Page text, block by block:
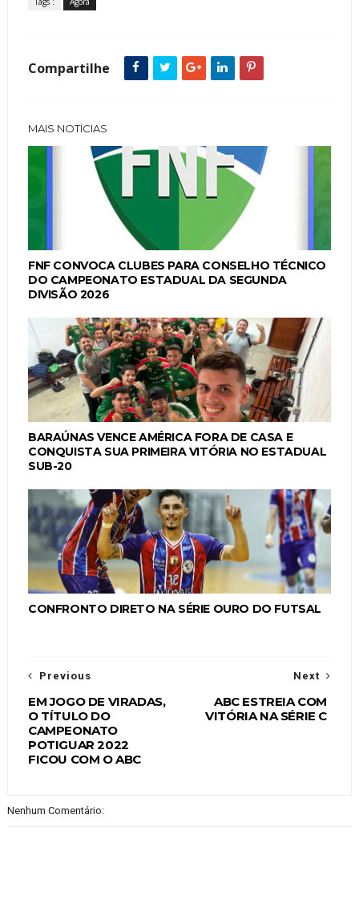
Compartilhe
MAIS NOTÍCIAS
FNF CONVOCA CLUBES PARA CONSELHO TÉCNICO
DO CAMPEONATO ESTADUAL DA SEGUNDA
DIVISÃO 2026
BARAÚNAS VENCE AMÉRICA FORA DE CASA E
CONQUISTA SUA PRIMEIRA VITÓRIA NO ESTADUAL
SUB-20
CONFRONTO DIRETO NA SÉRIE OURO DO FUTSAL
Next
ABC ESTREIA COM
VITÓRIA NA SÉRIE C
Previous
EM JOGO DE VIRADAS,
O TÍTULO DO
CAMPEONATO
POTIGUAR 2022
FICOU COM O ABC
Nenhum Comentário: